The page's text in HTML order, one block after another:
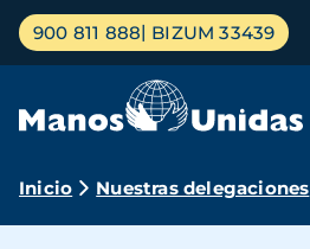
Pasar
contenido
Menú
principal
900 811 888 BIZUM 33439
Ruta
Inicio Nuestras delegaciones